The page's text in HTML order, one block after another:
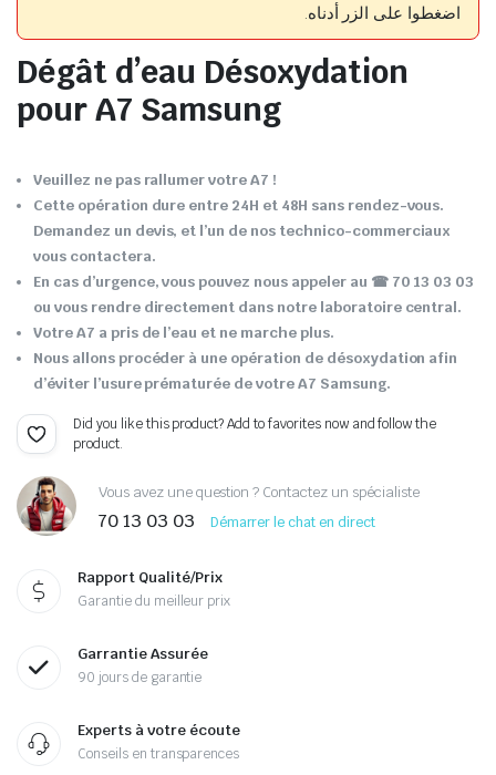
اضغطوا على الزر أدناه.
Dégât d’eau Désoxydation
pour A7 Samsung
Veuillez ne pas rallumer votre A7 !
Cette opération dure entre 24H et 48H sans rendez-vous.
Demandez un devis, et l’un de nos technico-commerciaux
vous contactera.
En cas d’urgence, vous pouvez nous appeler au ☎ 70 13 03 03
ou vous rendre directement dans notre laboratoire central.
Votre A7 a pris de l’eau et ne marche plus.
Nous allons procéder à une opération de désoxydation afin
d’éviter l’usure prématurée de votre A7 Samsung.
Did you like this product? Add to favorites now and follow the
product.
Vous avez une question ? Contactez un spécialiste
70 13 03 03 Démarrer le chat en direct
Rapport Qualité/Prix
Garantie du meilleur prix
Garrantie Assurée
90 jours de garantie
Experts à votre écoute
Conseils en transparences